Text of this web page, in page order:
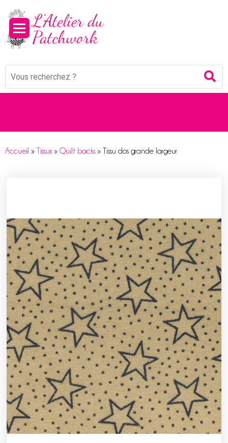
Mots
Accueil » Tissus » Quilt backs » Tissu dos grande largeur
Panneau de gestion des cookies